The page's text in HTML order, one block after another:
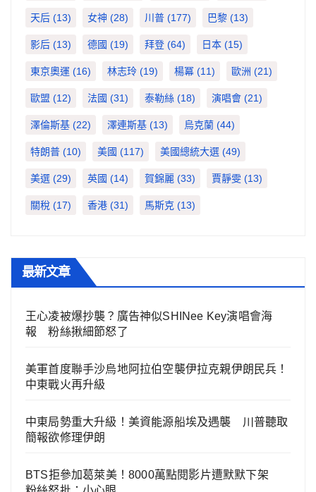
天后 (13) 女神 (28) 川普 (177) 巴黎 (13)
影后 (13) 德國 (19) 拜登 (64) 日本 (15)
東京奧運 (16) 林志玲 (19) 楊冪 (11) 歐洲 (21)
歐盟 (12) 法國 (31) 泰勒絲 (18) 演唱會 (21)
澤倫斯基 (22) 澤連斯基 (13) 烏克蘭 (44)
特朗普 (10) 美國 (117) 美國總統大選 (49)
美選 (29) 英國 (14) 賀錦麗 (33) 賈靜雯 (13)
關稅 (17) 香港 (31) 馬斯克 (13)
最新文章
王心凌被爆抄襲？廣告神似SHINee Key演唱會海
報 粉絲揪細節怒了
美軍首度聯手沙烏地阿拉伯空襲伊拉克親伊朗民兵！
中東戰火再升級
中東局勢重大升級！美資能源船埃及遇襲 川普聽取
簡報欲修理伊朗
BTS拒參加葛萊美！8000萬點閱影片遭默默下架